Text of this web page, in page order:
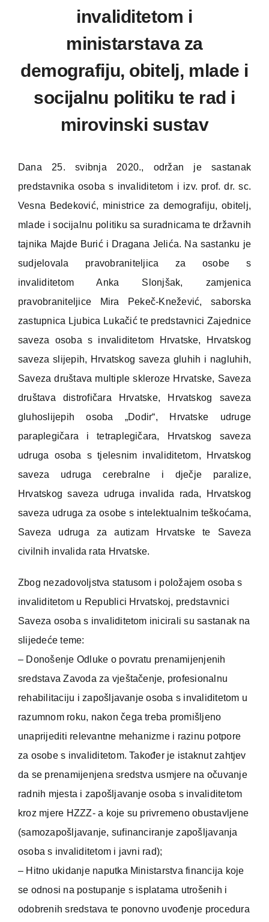
invaliditetom i
ministarstava za
demografiju, obitelj, mlade i
socijalnu politiku te rad i
mirovinski sustav
Dana 25. svibnja 2020., održan je sastanak
predstavnika osoba s invaliditetom i izv. prof. dr. sc.
Vesna Bedeković, ministrice za demografiju, obitelj,
mlade i socijalnu politiku sa suradnicama te državnih
tajnika Majde Burić i Dragana Jelića. Na sastanku je
sudjelovala pravobraniteljica za osobe s
invaliditetom Anka Slonjšak, zamjenica
pravobraniteljice Mira Pekeč-Knežević, saborska
zastupnica Ljubica Lukačić te predstavnici Zajednice
saveza osoba s invaliditetom Hrvatske, Hrvatskog
saveza slijepih, Hrvatskog saveza gluhih i nagluhih,
Saveza društava multiple skleroze Hrvatske, Saveza
društava distrofičara Hrvatske, Hrvatskog saveza
gluhoslijepih osoba „Dodir“, Hrvatske udruge
paraplegičara i tetraplegičara, Hrvatskog saveza
udruga osoba s tjelesnim invaliditetom, Hrvatskog
saveza udruga cerebralne i dječje paralize,
Hrvatskog saveza udruga invalida rada, Hrvatskog
saveza udruga za osobe s intelektualnim teškoćama,
Saveza udruga za autizam Hrvatske te Saveza
civilnih invalida rata Hrvatske.
Zbog nezadovoljstva statusom i položajem osoba s
invaliditetom u Republici Hrvatskoj, predstavnici
Saveza osoba s invaliditetom inicirali su sastanak na
slijedeće teme:
– Donošenje Odluke o povratu prenamijenjenih
sredstava Zavoda za vještačenje, profesionalnu
rehabilitaciju i zapošljavanje osoba s invaliditetom u
razumnom roku, nakon čega treba promišljeno
unaprijediti relevantne mehanizme i razinu potpore
za osobe s invaliditetom. Također je istaknut zahtjev
da se prenamijenjena sredstva usmjere na očuvanje
radnih mjesta i zapošljavanje osoba s invaliditetom
kroz mjere HZZZ- a koje su privremeno obustavljene
(samozapošljavanje, sufinanciranje zapošljavanja
osoba s invaliditetom i javni rad);
– Hitno ukidanje naputka Ministarstva financija koje
se odnosi na postupanje s isplatama utrošenih i
odobrenih sredstava te ponovno uvođenje procedura